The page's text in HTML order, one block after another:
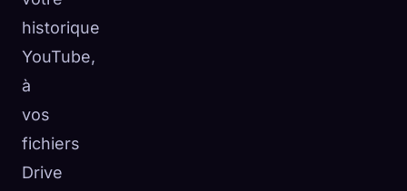
historique
YouTube,
à
vos
fichiers
Drive